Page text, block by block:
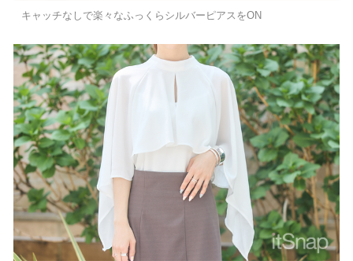
キャッチなしで楽々なふっくらシルバーピアスをON